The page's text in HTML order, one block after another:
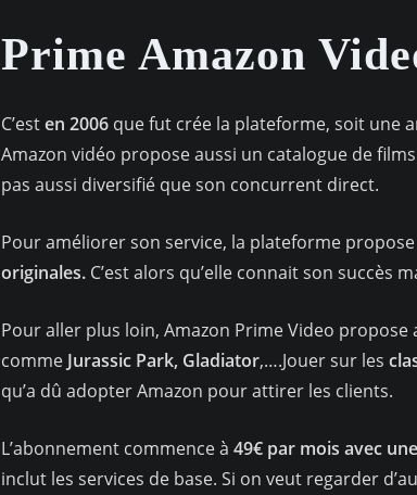
Prime Amazon
C’esten 2006 que fut crée la plateforme, soit une
Amazon vidéo propose aussi un catalogue de
pas aussi diversifié que son concurrent direct.
Pour améliorer son service, la plateforme propose
originales. C’est alors qu’elle connait son succès
Pour aller plus loin, Amazon Prime Video propose
comme Jurassic Park, Gladiator,….Jouer sur les
qu’a dû adopter Amazon pour attirer les clients.
L’abonnement commence à 49€ par mois avec
inclut les services de base. Si on veut regarder